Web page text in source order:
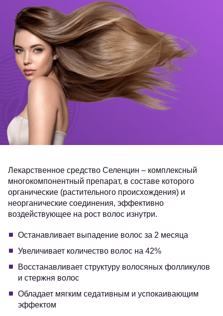
Лекарственное средство Селенцин – комплексный
многокомпонентный препарат, в составе которого
органические (растительного происхождения) и
неорганические соединения, эффективно
воздействующее на рост волос изнутри.
Останавливает выпадение волос за 2 месяца
Увеличивает количество волос на 42%
Восстанавливает структуру волосяных фолликулов
и стержня волос
Обладает мягким седативным и успокаивающим
эффектом